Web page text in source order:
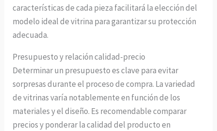
características de cada pieza facilitará la elección del
modelo ideal de vitrina para garantizar su protección
adecuada.
Presupuesto y relación calidad-precio
Determinar un presupuesto es clave para evitar
sorpresas durante el proceso de compra. La variedad
de vitrinas varía notablemente en función de los
materiales y el diseño. Es recomendable comparar
precios y ponderar la calidad del producto en